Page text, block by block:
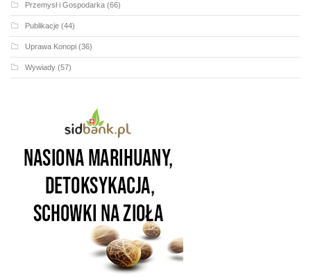
Przemysł i Gospodarka (66)
Publikacje (44)
Uprawa Konopi (36)
Wywiady (57)